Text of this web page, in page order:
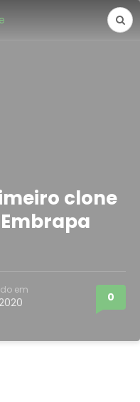
clone
em
0